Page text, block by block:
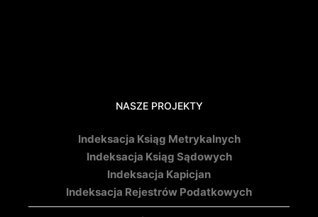
NASZE PROJEKTY
Indeksacja Ksiąg Metrykalnych
Indeksacja Ksiąg Sądowych
Indeksacja Kapicjan
Indeksacja Rejestrów Podatkowych